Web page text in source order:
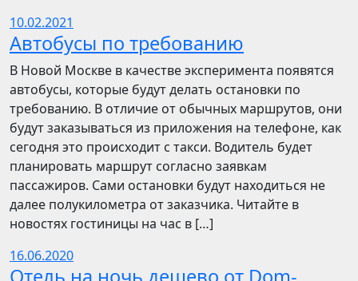
10.02.2021
Автобусы по требованию
В Новой Москве в качестве эксперимента появятся
автобусы, которые будут делать остановки по
требованию. В отличие от обычных маршрутов, они
будут заказываться из приложения на телефоне, как
сегодня это происходит с такси. Водитель будет
планировать маршрут согласно заявкам
пассажиров. Сами остановки будут находиться не
далее полукилометра от заказчика. Читайте в
новостях гостиницы на час в […]
16.06.2020